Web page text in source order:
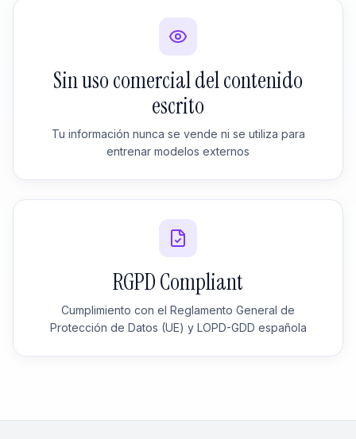
Sin uso comercial del contenido
escrito
Tu información nunca se vende ni se utiliza para
entrenar modelos externos
RGPD Compliant
Cumplimiento con el Reglamento General de
Protección de Datos (UE) y LOPD-GDD española